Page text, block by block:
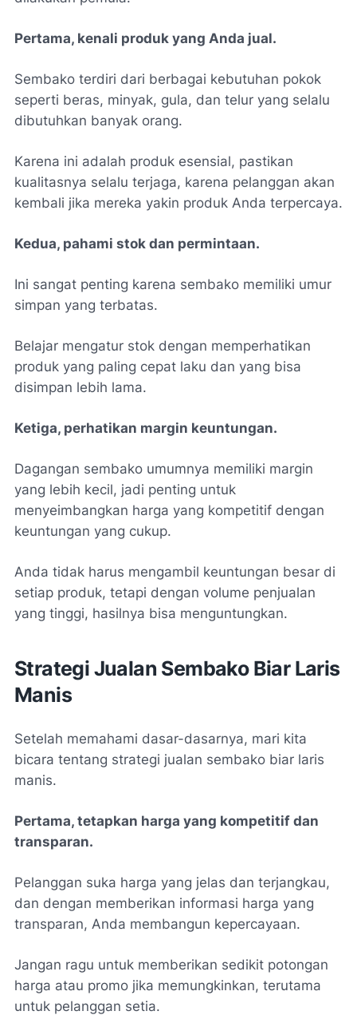
Pertama, kenali produk yang Anda jual.
Sembako terdiri dari berbagai kebutuhan pokok
seperti beras, minyak, gula, dan telur yang selalu
dibutuhkan banyak orang.
Karena ini adalah produk esensial, pastikan
kualitasnya selalu terjaga, karena pelanggan akan
kembali jika mereka yakin produk Anda terpercaya.
Kedua, pahami stok dan permintaan.
Ini sangat penting karena sembako memiliki umur
simpan yang terbatas.
Belajar mengatur stok dengan memperhatikan
produk yang paling cepat laku dan yang bisa
disimpan lebih lama.
Ketiga, perhatikan margin keuntungan.
Dagangan sembako umumnya memiliki margin
yang lebih kecil, jadi penting untuk
menyeimbangkan harga yang kompetitif dengan
keuntungan yang cukup.
Anda tidak harus mengambil keuntungan besar di
setiap produk, tetapi dengan volume penjualan
yang tinggi, hasilnya bisa menguntungkan.
Strategi Jualan Sembako Biar Laris
Manis
Setelah memahami dasar-dasarnya, mari kita
bicara tentang strategi jualan sembako biar laris
manis.
Pertama, tetapkan harga yang kompetitif dan
transparan.
Pelanggan suka harga yang jelas dan terjangkau,
dan dengan memberikan informasi harga yang
transparan, Anda membangun kepercayaan.
Jangan ragu untuk memberikan sedikit potongan
harga atau promo jika memungkinkan, terutama
untuk pelanggan setia.